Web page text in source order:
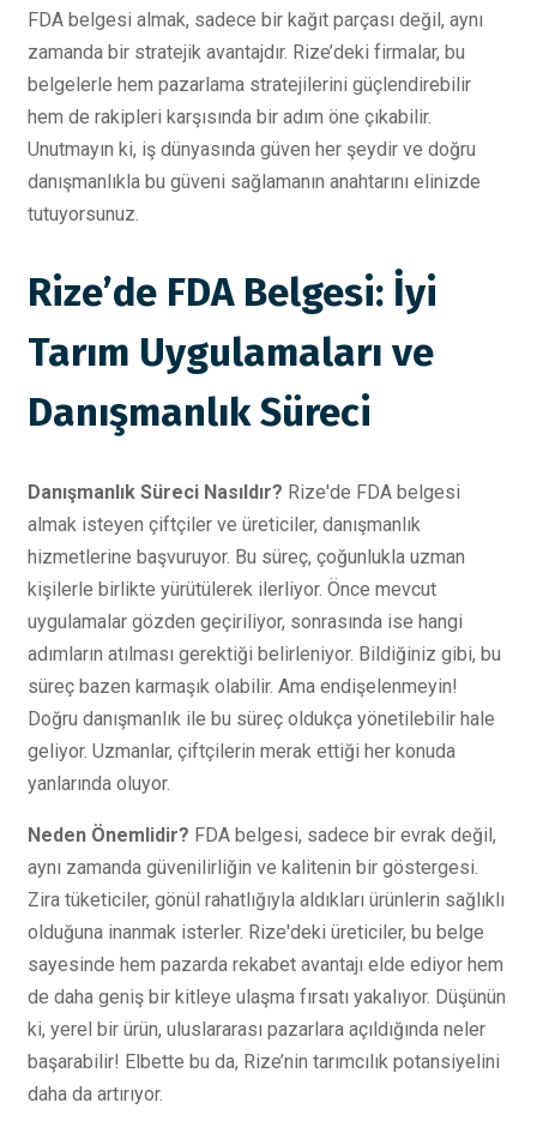
FDA belgesi almak, sadece bir kağıt parçası değil, aynı
zamanda bir stratejik avantajdır. Rize’deki firmalar, bu
belgelerle hem pazarlama stratejilerini güçlendirebilir
hem de rakipleri karşısında bir adım öne çıkabilir.
Unutmayın ki, iş dünyasında güven her şeydir ve doğru
danışmanlıkla bu güveni sağlamanın anahtarını elinizde
tutuyorsunuz.
Rize’de FDA Belgesi: İyi
Tarım Uygulamaları ve
Danışmanlık Süreci
Danışmanlık Süreci Nasıldır? Rize'de FDA belgesi
almak isteyen çiftçiler ve üreticiler, danışmanlık
hizmetlerine başvuruyor. Bu süreç, çoğunlukla uzman
kişilerle birlikte yürütülerek ilerliyor. Önce mevcut
uygulamalar gözden geçiriliyor, sonrasında ise hangi
adımların atılması gerektiği belirleniyor. Bildiğiniz gibi, bu
süreç bazen karmaşık olabilir. Ama endişelenmeyin!
Doğru danışmanlık ile bu süreç oldukça yönetilebilir hale
geliyor. Uzmanlar, çiftçilerin merak ettiği her konuda
yanlarında oluyor.
Neden Önemlidir? FDA belgesi, sadece bir evrak değil,
aynı zamanda güvenilirliğin ve kalitenin bir göstergesi.
Zira tüketiciler, gönül rahatlığıyla aldıkları ürünlerin sağlıklı
olduğuna inanmak isterler. Rize'deki üreticiler, bu belge
sayesinde hem pazarda rekabet avantajı elde ediyor hem
de daha geniş bir kitleye ulaşma fırsatı yakalıyor. Düşünün
ki, yerel bir ürün, uluslararası pazarlara açıldığında neler
başarabilir! Elbette bu da, Rize’nin tarımcılık potansiyelini
daha da artırıyor.